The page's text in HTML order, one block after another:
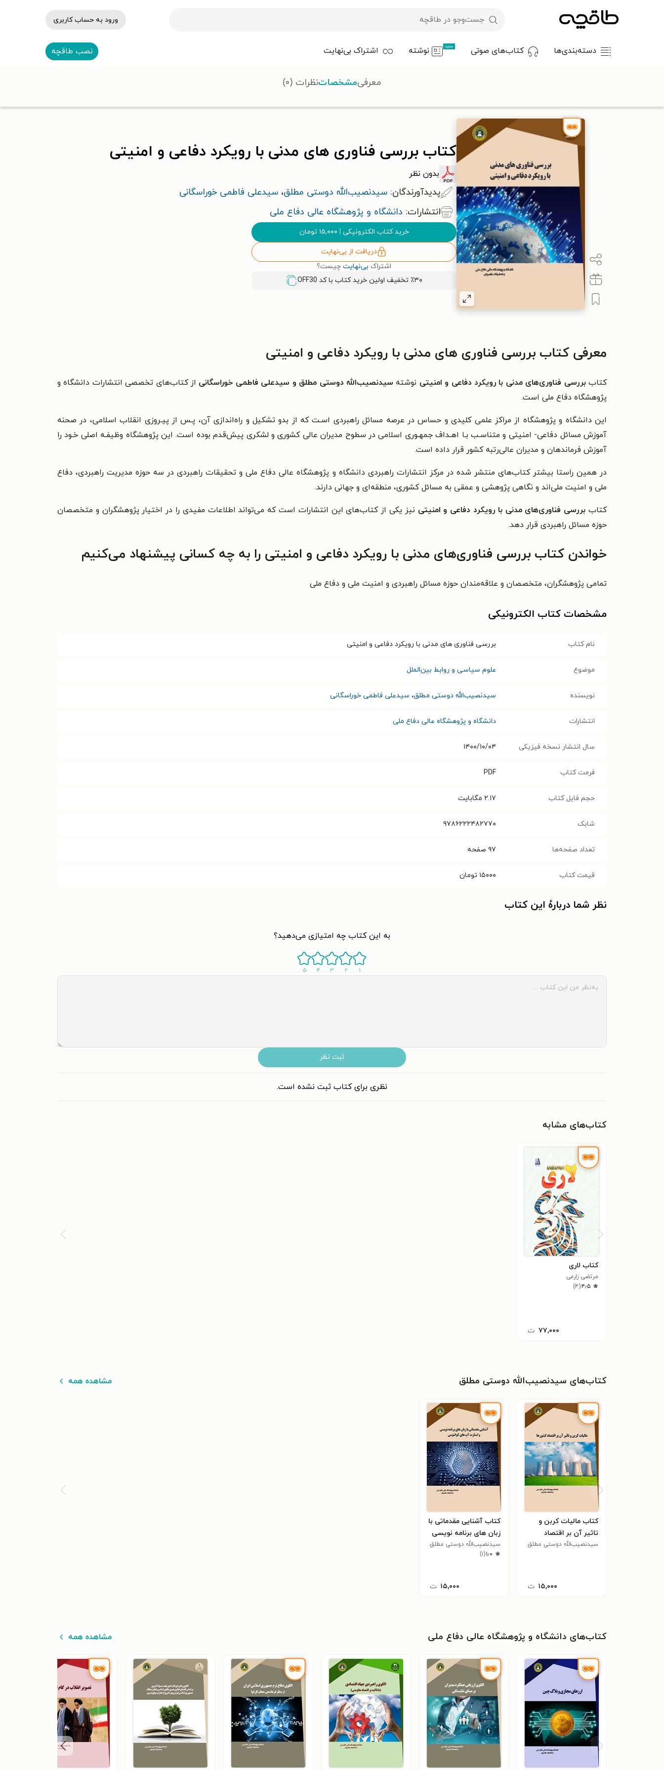
ورود به حساب کاربری
دسته‌بندی‌ها کتاب‌های صوتی جدید نوشته اشتراک بی‌نهایت نصب طاقچه
کتاب بررسی فناوری های مدنی با رویکرد دفاعی و امنیتی
بدون نظر
پدیدآورندگان: سیدنصیب‌الله دوستی مطلق، سیدعلی فاطمی خوراسگانی
انتشارات: دانشگاه و پژوهشگاه عالی دفاع ملی
خرید کتاب الکترونیکی ۱۵,۰۰۰ تومان
دریافت از بی‌نهایت
اشتراک بی‌نهایت چیست؟
٪۳۰ تخفیف اولین خرید کتاب با کد
OFF30
معرفیمشخصاتنظرات (۰)
معرفی کتاب بررسی فناوری های مدنی با رویکرد دفاعی و امنیتی
کتاببررسی فناوری‌های مدنی با رویکرد دفاعی و امنیتی نوشته سیدنصیب‌الله دوستی مطلق و سیدعلی فاطمی خوراسگانی از کتاب‌های تخصصی انتشارات دانشگاه و
پژوهشگاه دفاع ملی است.
این دانشگاه و پژوهشگاه از مراکز علمی کلیدی و حساس در عرصه مسائل راهبردی اسـت که از بدو تشکیل و راه‌اندازی آن، پـس از پیـروزی انقلاب اسلامی، در صحنه
آموزش مسائل دفاعی- امنیتی و متناسـب بـا اهـداف جمهـوری اسلامی در سطوح مدیران عالی کشوری و لشکری پیش‌قدم بوده است. این پژوهشگاه وظیفـه اصلی خـود را
آموزش فرماندهان و مدیران عالی‌رتبه کشور قرار داده است.
در همین راستا بیشتر کتاب‌های منتشر شده در مرکز انتشارات راهبردی دانشگاه و پژوهشگاه عالی دفاع ملی و تحقیقات راهبردی در سه حوزه مدیریت راهبردی، دفاع
ملی و امنیت ملی‌اند و نگاهی پژوهشی و عمقی به مسائل کشوری، منطقه‌ای و جهانی دارند.
کتاب بررسی فناوری‌های مدنی با رویکرد دفاعی و امنیتی نیز یکی از کتاب‌های این انتشارات است که می‌تواند اطلاعات مفیدی را در اختیار پژوهشگران و متخصصان
حوزه مسائل راهبردی قرار دهد.
خواندن کتاب بررسی فناوری‌های مدنی با رویکرد دفاعی و امنیتی را به چه کسانی پیشنهاد می‌کنیم
تمامی پژوهشگران، متخصصان و علاقه‌مندان حوزه مسائل راهبردی و امنیت ملی و دفاع ملی
مشخصات کتاب الکترونیکی
نام کتاب بررسی فناوری های مدنی با رویکرد دفاعی و امنیتی
موضوع علوم سیاسی و روابط بین‌الملل
نویسنده سیدنصیب‌الله دوستی مطلق، سیدعلی فاطمی خوراسگانی
انتشارات دانشگاه و پژوهشگاه عالی دفاع ملی
سال انتشار نسخه فیزیکی ۱۴۰۰/۱۰/۰۴
فرمت کتاب PDF
حجم فایل کتاب ۲.۱۷ مگابایت
شابک ۹۷۸۶۲۲۲۴۸۲۷۷۰
تعداد صفحه‌ها ۹۷ صفحه
قیمت کتاب ۱۵۰۰۰ تومان
نظر شما دربارهٔ این کتاب
به این کتاب چه امتیازی می‌دهید؟
۱ ۲ ۳ ۴ ۵
ثبت نظر
نظری برای کتاب ثبت نشده است.
کتاب‌های مشابه
کتاب لاری
مرتضی زارعی
۴٫۵(۴)
۷۷,۰۰۰ ت
کتاب‌های سیدنصیب‌الله دوستی مطلق مشاهده همه
کتاب مالیات کربن و
تاثیر آن بر اقتصاد
کشورها
سیدنصیب‌الله دوستی مطلق
۱۵,۰۰۰ ت
کتاب آشنایی مقدماتی با
زبان های برنامه نویسی
و استارت آپ های
کوانتومی
سیدنصیب‌الله دوستی مطلق
۱٫۰(۱)
۱۵,۰۰۰ ت
کتاب‌های دانشگاه و پژوهشگاه عالی دفاع ملی مشاهده همه